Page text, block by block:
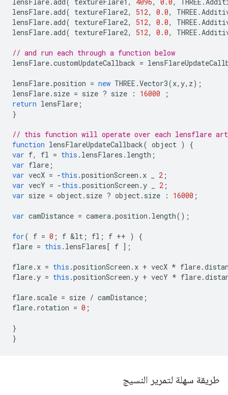
lensFlare.add( textureFlare2, 512, 0.0, THREE .
lensFlare.add( textureFlare2, 512, 0.0, THREE .
lensFlare.add( textureFlare2, 512, 0.0, THREE .
// and run each through a function below
lensFlare.customUpdateCallback =
lensFlare.position = new THREE .Vector3(x, y, z);
lensFlare. size = size ? size : 16000
;
return lensFlare ;
}
// this function will operate over each lensflare
function lensFlareUpdateCallback( object )
{
var f, fl = this . lensFlares . length ;
var flare ;
var vecX = -this .positionScreen . x 2 ;
var vecY = -this .positionScreen .y 2 ;
var size = object. size ? object. size : 16000 ;
var camDistance = camera.position . length();
for( f = 0 ; f &lt ; fl ; f ++ )
{
flare = this . lensFlares[ f ];
flare. x = this .positionScreen . x + vecX * flare.
flare.y = this .positionScreen .y + vecY * flare.
flare. scale = size / camDistance ;
flare. rotation = 0 ;
}
}
طريقة سهلة لتمرير النسيج